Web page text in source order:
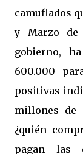
camuflados
y Marzo de
gobierno,
600.000
positivas
millones de
¿quién
pagan las